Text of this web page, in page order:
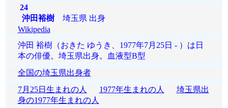
24
沖田裕樹埼玉県 出身
Wikipedia
沖田 裕樹（おきた ゆうき、1977年7月25日 - ）は日
本の俳優。埼玉県出身。血液型B型
全国の埼玉県出身者
7月25日生まれの人
1977年生まれの人
埼玉県出
身の1977年生まれの人